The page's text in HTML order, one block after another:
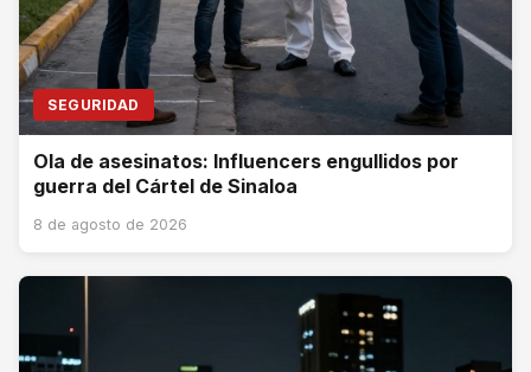
SEGURIDAD
Ola de asesinatos: Influencers engullidos por
guerra del Cártel de Sinaloa
8 de agosto de 2026